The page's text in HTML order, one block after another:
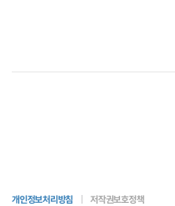
개인정보처리방침 저작권보호정책